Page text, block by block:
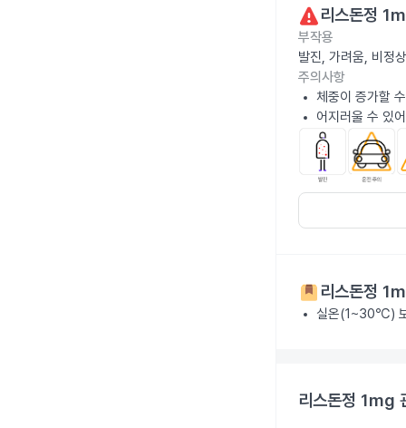
리스돈정
부작용
발진, 가려움, 비정
주의사항
체중이 증가할
어지러울 수 있
리스돈정
실온(1~30℃)
리스돈정 1mg